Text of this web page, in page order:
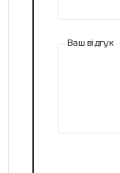
Ваш відгук